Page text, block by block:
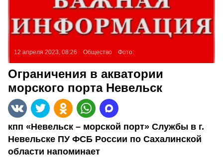
12 апреля 2023, 08:26 Общество Фото:
Ограничения в акватории
морского порта Невельск
кпп «Невельск – морской порт» Службы в г.
Невельске ПУ ФСБ России по Сахалинской
области напоминает